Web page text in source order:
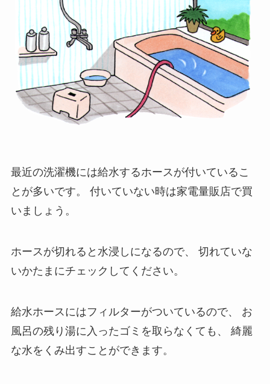
最近の洗濯機には給水するホースが付いているこ
とが多いです。
付いていない時は家電量販店で買
いましょう。
ホースが切れると水浸しになるので、
切れていな
いかたまにチェックしてください。
給水ホースにはフィルターがついているので、
お
風呂の残り湯に入ったゴミを取らなくても、
綺麗
な水をくみ出すことができます。